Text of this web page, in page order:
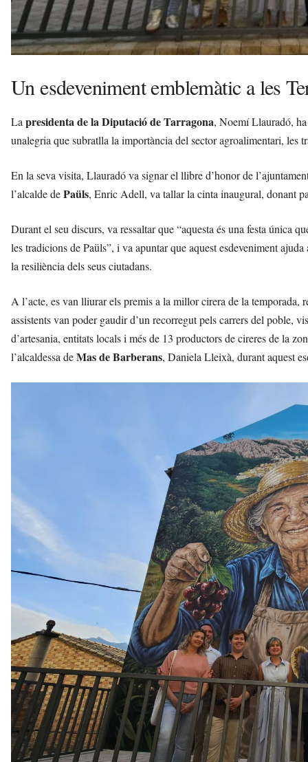
Un esdeveniment emblemàtic a les
La presidenta de la Diputació de Tarragona, Noemí Llauradó,
unalegria que subratlla la importància del sector agroalimentari, les
En la seva visita, Llauradó va signar el llibre d’honor de
l’alcalde dePaüls, Enric Adell, va tallar la cinta inaugural, donant
Durant el seu discurs, va ressaltar que “aquesta és una festa única
les tradicions de Paüls”, i va apuntar que aquest esdeveniment
la resiliència dels seus ciutadans.
A l’acte, es van lliurar els premis a la millor cirera de la
assistents van poder gaudir d’un recorregut pels carrers del poble,
d’artesania, entitats locals i més de 13 productors de cireres de la
l’alcaldessa deMas de Barberans, Daniela Lleixà, durant aquest